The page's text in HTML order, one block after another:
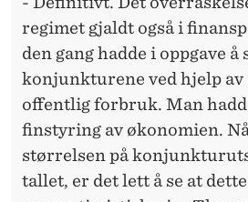
regimet gjaldt også i
den gang hadde i oppgave
konjunkturene ved hjelp av
offentlig forbruk. Man
finstyring av økonomien.
størrelsen på
tallet, er det lett å se at